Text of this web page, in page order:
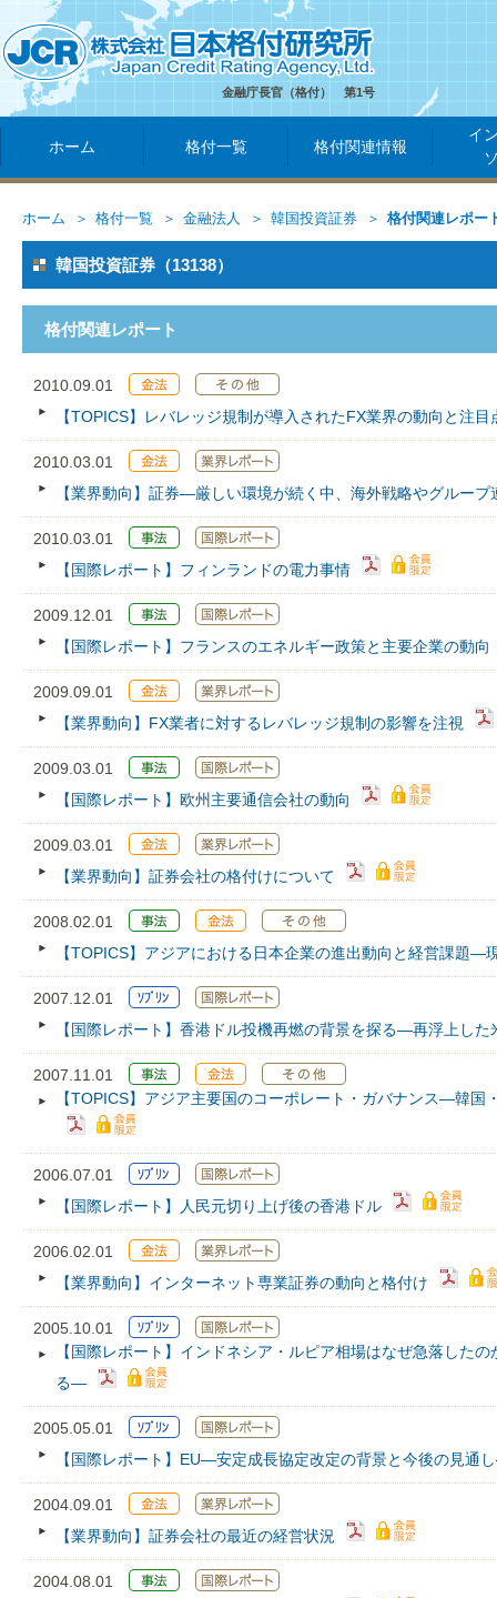
金融庁長官（格付） 第1号
ホーム 格付一覧 格付関連情報
イ
ホーム 格付一覧 金融法人 韓国投資証券 格付関連レポー
韓国投資証券（13138）
格付関連レポート
2010.09.01
【TOPICS】レバレッジ規制が導入されたFX業界の動向と注目
2010.03.01
【業界動向】証券―厳しい環境が続く中、海外戦略やグルー
2010.03.01
【国際レポート】フィンランドの電力事情
2009.12.01
【国際レポート】フランスのエネルギー政策と主要企業の動向
2009.09.01
【業界動向】FX業者に対するレバレッジ規制の影響を注視
2009.03.01
【国際レポート】欧州主要通信会社の動向
2009.03.01
【業界動向】証券会社の格付けについて
2008.02.01
【TOPICS】アジアにおける日本企業の進出動向と経営課題
2007.12.01
【国際レポート】香港ドル投機再燃の背景を探る―再浮上し
2007.11.01
【TOPICS】アジア主要国のコーポレート・ガバナンス―韓
2006.07.01
【国際レポート】人民元切り上げ後の香港ドル
2006.02.01
【業界動向】インターネット専業証券の動向と格付け
2005.10.01
【国際レポート】インドネシア・ルピア相場はなぜ急落した
る―
2005.05.01
【国際レポート】EU―安定成長協定改定の背景と今後の見通
2004.09.01
【業界動向】証券会社の最近の経営状況
2004.08.01